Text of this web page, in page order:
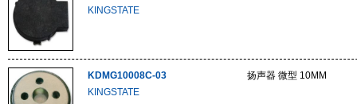
KINGSTATE
KDMG10008C-03
KINGSTATE
扬声器 微型 10MM